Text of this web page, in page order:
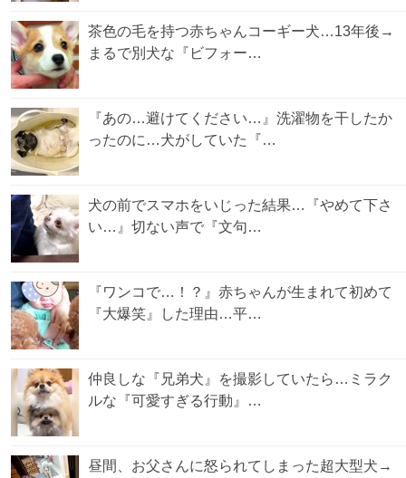
茶色の毛を持つ赤ちゃんコーギー犬…13年後→
まるで別犬な『ビフォー…
『あの…避けてください…』洗濯物を干したか
ったのに…犬がしていた『…
犬の前でスマホをいじった結果…『やめて下さ
い…』切ない声で『文句…
『ワンコで…！？』赤ちゃんが生まれて初めて
『大爆笑』した理由…平…
仲良しな『兄弟犬』を撮影していたら…ミラク
ルな『可愛すぎる行動』…
昼間、お父さんに怒られてしまった超大型犬→